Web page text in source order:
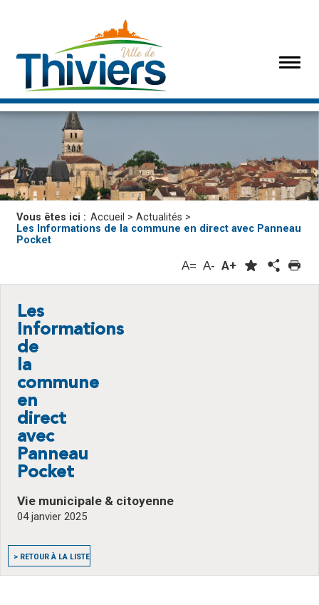
Vous êtes ici : Accueil > Actualités >
Les Informations de la commune en direct avec Panneau
Pocket
A= A- A+
Les
Informations
de
la
commune
en
direct
avec
Panneau
Pocket
Vie municipale & citoyenne
04 janvier 2025
> RETOUR À LA LISTE